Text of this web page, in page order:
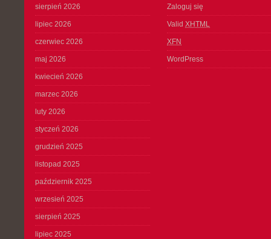
sierpień 2026
lipiec 2026
czerwiec 2026
maj 2026
kwiecień 2026
marzec 2026
luty 2026
styczeń 2026
grudzień 2025
listopad 2025
październik 2025
wrzesień 2025
sierpień 2025
lipiec 2025
Zaloguj się
Valid XHTML
XFN
WordPress